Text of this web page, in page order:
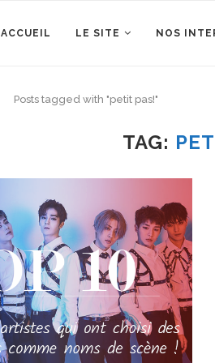
ACCUEIL LE SITE NOS
Posts tagged with "petit pas!"
TAG: